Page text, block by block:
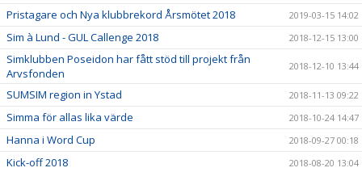
Pristagare och Nya klubbrekord Årsmötet 2018 2019-03-15 14:02
Sim à Lund - GUL Callenge 2018 2018-12-15 13:00
Simklubben Poseidon har fått stöd till projekt från
Arvsfonden
2018-12-10 13:44
SUMSIM region in Ystad 2018-11-13 09:22
Simma för allas lika värde 2018-10-24 14:47
Hanna i Word Cup 2018-09-27 00:18
Kick-off 2018 2018-08-20 13:04